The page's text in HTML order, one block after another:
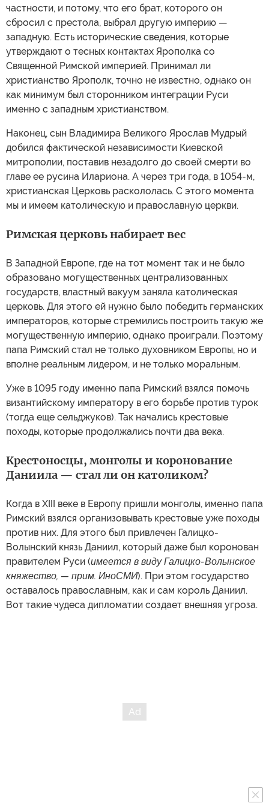
частности, и потому, что его брат, которого он
сбросил с престола, выбрал другую империю —
западную. Есть исторические сведения, которые
утверждают о тесных контактах Ярополка со
Священной Римской империей. Принимал ли
христианство Ярополк, точно не известно, однако он
как минимум был сторонником интеграции Руси
именно с западным христианством.
Наконец, сын Владимира Великого Ярослав Мудрый
добился фактической независимости Киевской
митрополии, поставив незадолго до своей смерти во
главе ее русина Илариона. А через три года, в 1054-м,
христианская Церковь раскололась. С этого момента
мы и имеем католическую и православную церкви.
Римская церковь набирает вес
В Западной Европе, где на тот момент так и не было
образовано могущественных централизованных
государств, властный вакуум заняла католическая
церковь. Для этого ей нужно было победить германских
императоров, которые стремились построить такую же
могущественную империю, однако проиграли. Поэтому
папа Римский стал не только духовником Европы, но и
вполне реальным лидером, и не только моральным.
Уже в 1095 году именно папа Римский взялся помочь
византийскому императору в его борьбе против турок
(тогда еще сельджуков). Так начались крестовые
походы, которые продолжались почти два века.
Крестоносцы, монголы и коронование
Даниила — стал ли он католиком?
Когда в XIII веке в Европу пришли монголы, именно папа
Римский взялся организовывать крестовые уже походы
против них. Для этого был привлечен Галицко-
Волынский князь Даниил, который даже был коронован
правителем Руси (имеется в виду Галицко-Волынское
княжество, — прим. ИноСМИ). При этом государство
оставалось православным, как и сам король Даниил.
Вот такие чудеса дипломатии создает внешняя угроза.